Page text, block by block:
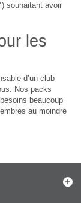
souhaitant avoir
les
d’un club
Nos packs
beaucoup
au moindre